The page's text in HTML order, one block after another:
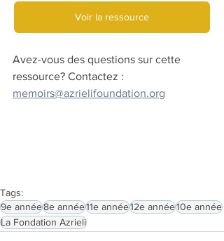
Voir la ressource
Avez-vous des questions sur cette
ressource? Contactez :
memoirs@azrielifoundation.org
Tags:
9e année8e année11e année12e année10e année
La Fondation Azrieli